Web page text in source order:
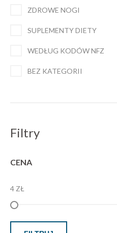
ZDROWE NOGI
SUPLEMENTY DIETY
WEDŁUG KODÓW NFZ
BEZ KATEGORII
Filtry
CENA
4 ZŁ